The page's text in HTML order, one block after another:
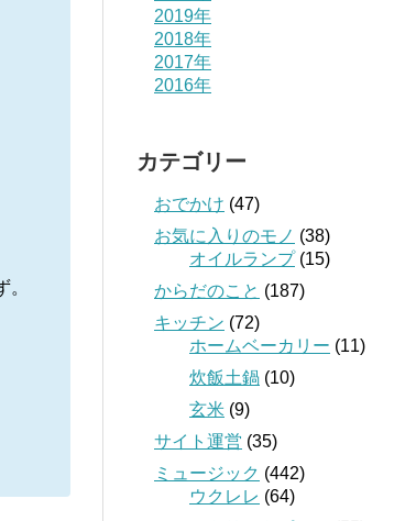
2019年
2018年
2017年
2016年
カテゴリー
おでかけ (47)
お気に入りのモノ (38)
オイルランプ(15)
からだのこと (187)
キッチン (72)
ホームベーカリー (11)
炊飯土鍋 (10)
玄米 (9)
サイト運営 (35)
ミュージック (442)
ウクレレ (64)